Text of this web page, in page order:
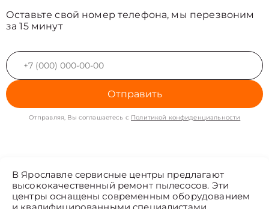
Оставьте свой номер телефона, мы перезвоним
за 15 минут
Отправить
Отправляя, Вы соглашаетесь с Политикой конфиденциальности
В Ярославле сервисные центры предлагают
высококачественный ремонт пылесосов. Эти
центры оснащены современным оборудованием